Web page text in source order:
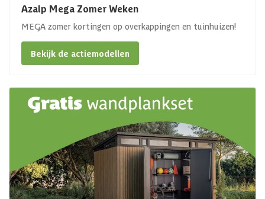
Azalp Mega Zomer Weken
MEGA zomer kortingen op overkappingen en tuinhuizen!
Bekijk de actiemodellen